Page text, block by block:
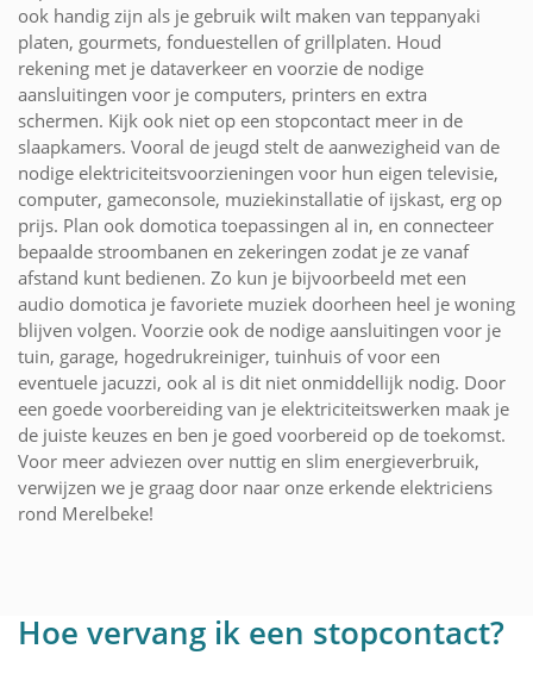
ook handig zijn als je gebruik wilt maken van teppanyaki
platen, gourmets, fonduestellen of grillplaten. Houd
rekening met je dataverkeer en voorzie de nodige
aansluitingen voor je computers, printers en extra
schermen. Kijk ook niet op een stopcontact meer in de
slaapkamers. Vooral de jeugd stelt de aanwezigheid van de
nodige elektriciteitsvoorzieningen voor hun eigen televisie,
computer, gameconsole, muziekinstallatie of ijskast, erg op
prijs. Plan ook domotica toepassingen al in, en connecteer
bepaalde stroombanen en zekeringen zodat je ze vanaf
afstand kunt bedienen. Zo kun je bijvoorbeeld met een
audio domotica je favoriete muziek doorheen heel je woning
blijven volgen. Voorzie ook de nodige aansluitingen voor je
tuin, garage, hogedrukreiniger, tuinhuis of voor een
eventuele jacuzzi, ook al is dit niet onmiddellijk nodig. Door
een goede voorbereiding van je elektriciteitswerken maak je
de juiste keuzes en ben je goed voorbereid op de toekomst.
Voor meer adviezen over nuttig en slim energieverbruik,
verwijzen we je graag door naar onze erkende elektriciens
rond Merelbeke!
Hoe vervang ik een stopcontact?